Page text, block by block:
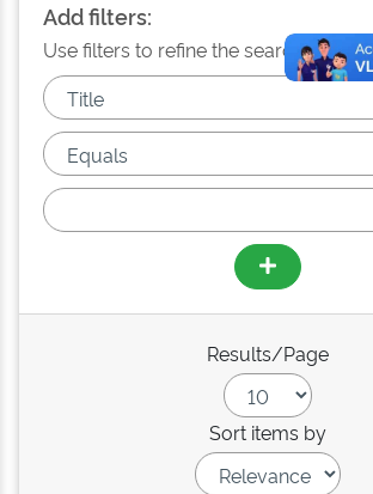
Add filters:
Use filters to refine the search results.
Results/Page
Sort items by